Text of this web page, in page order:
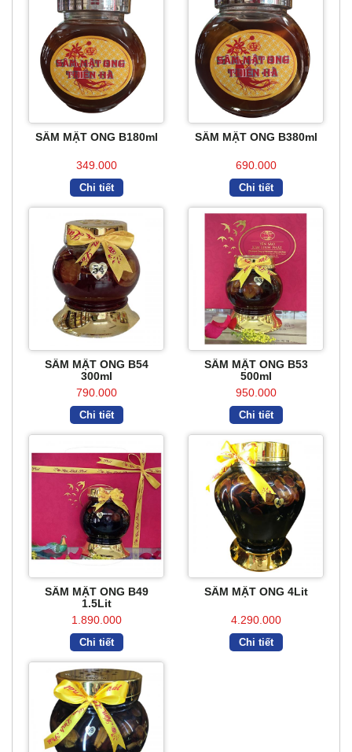
SÂM MẬT ONG B180ml
349.000
Chi tiết
SÂM MẬT ONG B380ml
690.000
Chi tiết
SÂM MẬT ONG B54
300ml
790.000
Chi tiết
SÂM MẬT ONG B53
500ml
950.000
Chi tiết
SÂM MẬT ONG B49
1.5Lit
1.890.000
Chi tiết
SÂM MẬT ONG 4Lit
4.290.000
Chi tiết